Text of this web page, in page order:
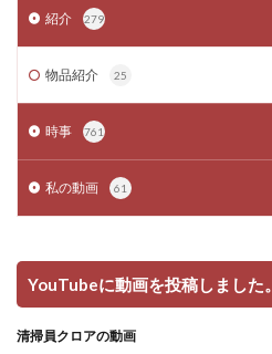
紹介 279
物品紹介 25
時事 761
私の動画 61
YouTubeに動画を投稿しました。
清掃員クロアの動画